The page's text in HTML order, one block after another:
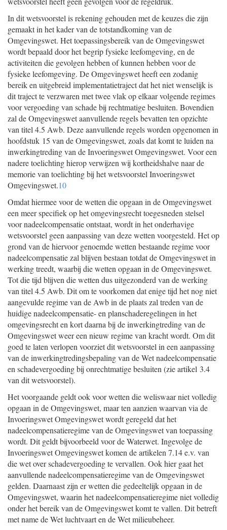
In dit wetsvoorstel is rekening gehouden met de keuzes die zijn
gemaakt in het kader van de totstandkoming van de
Omgevingswet. Het toepassingsbereik van de Omgevingswet
wordt bepaald door het begrip fysieke leefomgeving, en de
activiteiten die gevolgen hebben of kunnen hebben voor de
fysieke leefomgeving. De Omgevingswet heeft een zodanig
bereik en uitgebreid implementatietraject dat het niet wenselijk is
dit traject te verzwaren met twee vlak op elkaar volgende regimes
voor vergoeding van schade bij rechtmatige besluiten. Bovendien
zal de Omgevingswet aanvullende regels bevatten ten opzichte
van titel 4.5 Awb. Deze aanvullende regels worden opgenomen in
hoofdstuk 15 van de Omgevingswet, zoals dat komt te luiden na
inwerkingtreding van de Invoeringswet Omgevingswet. Voor een
nadere toelichting hierop verwijzen wij kortheidshalve naar de
memorie van toelichting bij het wetsvoorstel Invoeringswet
Omgevingswet.10
Omdat hiermee voor de wetten die opgaan in de Omgevingswet
een meer specifiek op het omgevingsrecht toegesneden stelsel
voor nadeelcompensatie ontstaat, wordt in het onderhavige
wetsvoorstel geen aanpassing van deze wetten voorgesteld. Het op
grond van de hiervoor genoemde wetten bestaande regime voor
nadeelcompensatie zal blijven bestaan totdat de Omgevingswet in
werking treedt, waarbij die wetten opgaan in de Omgevingswet.
Tot die tijd blijven die wetten dus uitgezonderd van de werking
van titel 4.5 Awb. Dit om te voorkomen dat enige tijd het nog niet
aangevulde regime van de Awb in de plaats zal treden van de
huidige nadeelcompensatie- en planschaderegelingen in het
omgevingsrecht en kort daarna bij de inwerkingtreding van de
Omgevingswet weer een nieuw regime van kracht wordt. Om dit
goed te laten verlopen voorziet dit wetsvoorstel in een aanpassing
van de inwerkingtredingsbepaling van de Wet nadeelcompensatie
en schadevergoeding bij onrechtmatige besluiten (zie artikel 3.4
van dit wetsvoorstel).
Het voorgaande geldt ook voor wetten die weliswaar niet volledig
opgaan in de Omgevingswet, maar ten aanzien waarvan via de
Invoeringswet Omgevingswet wordt geregeld dat het
nadeelcompensatieregime van de Omgevingswet van toepassing
wordt. Dit geldt bijvoorbeeld voor de Waterwet. Ingevolge de
Invoeringswet Omgevingswet komen de artikelen 7.14 e.v. van
die wet over schadevergoeding te vervallen. Ook hier gaat het
aanvullende nadeelcompensatieregime van de Omgevingswet
gelden. Daarnaast zijn er wetten die gedeeltelijk opgaan in de
Omgevingswet, waarin het nadeelcompensatieregime niet volledig
onder het bereik van de Omgevingswet komt te vallen. Dit betreft
met name de Wet luchtvaart en de Wet milieubeheer.